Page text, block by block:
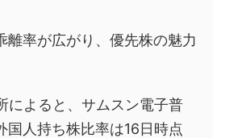
離率が広がり、優先株の魅力
によると、サムスン電子普
国人持ち株比率は16日時点